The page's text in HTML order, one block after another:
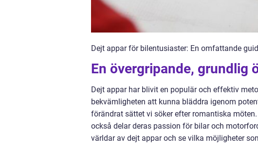
Dejt appar för bilentusiaster: En omfattande
En övergripande, grundlig
Dejt appar har blivit en populär och effektiv
bekvämligheten att kunna bläddra igenom
förändrat sättet vi söker efter romantiska
också delar deras passion för bilar och
världar av dejt appar och se vilka möjligheter